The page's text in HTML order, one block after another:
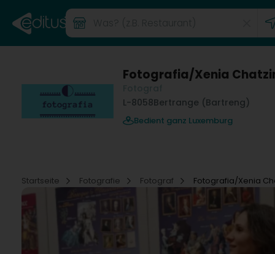
Fotografia/Xenia
L-8058Bertrange (Bartreng)
Bedient ganz Luxemburg
Startseite Fotografie Fotograf Fotografia/Xenia